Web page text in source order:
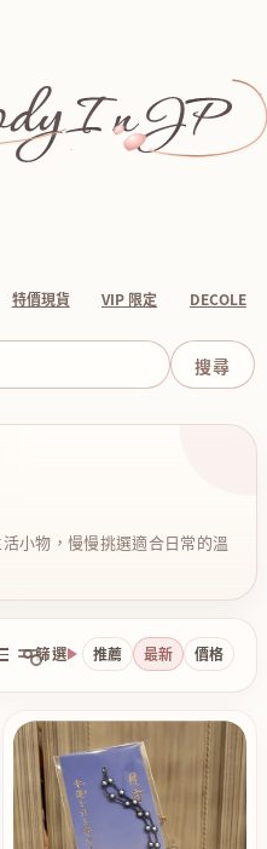
特價現貨 VIP 限定 DECOLE
小物，慢慢挑選適合日常的溫
篩選 推薦 最新 價格